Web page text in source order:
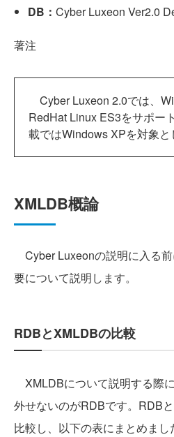
DB： Cyber Luxeon Ver2.0
著注
Cyber Luxeon 2.0では、
RedHat Linux ES3をサポー
載ではWindows XPを対象と
XMLDB概論
Cyber Luxeonの説明に入る
要について説明します。
RDBとXMLDBの比較
XMLDBについて説明する際
外せないのがRDBです。RDB
比較し、以下の表にまとめまし